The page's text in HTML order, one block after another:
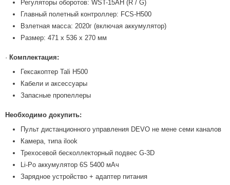
Регуляторы оборотов: WST-15AH (R / G)
Главный полетный контроллер: FCS-H500
Взлетная масса: 2020г (включая аккумулятор)
Размер: 471 х 536 х 270 мм
· Комплектация:
Гексакоптер Tali H500
Кабели и аксессуары
Запасные пропеллеры
Необходимо докупить:
Пульт дистанционного управления DEVO не мене семи каналов
Камера, типа ilook
Трехосевой бесколлекторный подвес G-3D
Li-Po аккумулятор 6S 5400 мАч
Зарядное устройство + адаптер питания